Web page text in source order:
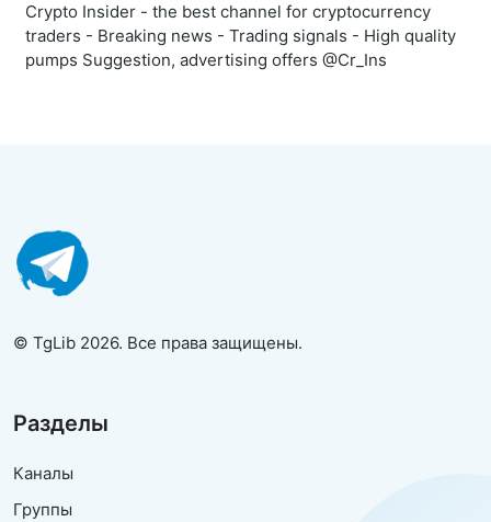
Crypto Insider - the best channel for cryptocurrency
traders - Breaking news - Trading signals - High quality
pumps Suggestion, advertising offers @Cr_Ins
© TgLib 2026. Все права защищены.
Разделы
Каналы
Группы